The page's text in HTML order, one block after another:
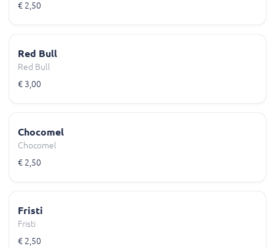
€ 2,50
Red Bull
Red Bull
€ 3,00
Chocomel
Chocomel
€ 2,50
Fristi
Fristi
€ 2,50